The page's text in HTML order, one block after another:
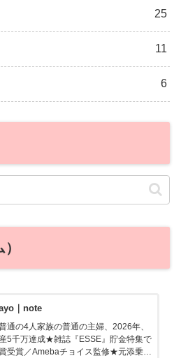
25
11
6
｜note
通の4人家族の普通の主婦、2026年、
5千万達成★雑誌『ESSE』貯金特集で
受賞／Amebaチョイス監修★元添乗